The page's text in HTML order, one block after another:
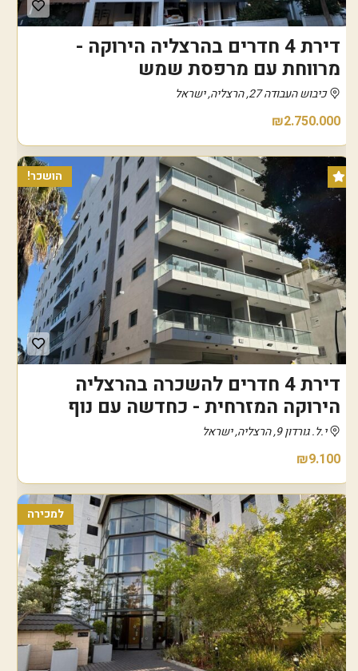
דירת 4 חדרים בהרצליה הירוקה -
מרווחת עם מרפסת שמש
כיבוש העבודה 27, הרצליה, ישראל
₪2.750.000
הושכר!
דירת 4 חדרים להשכרה בהרצליה
הירוקה המזרחית - כחדשה עם נוף
י.ל. גורדון 9, הרצליה, ישראל
₪9.100
למכירה